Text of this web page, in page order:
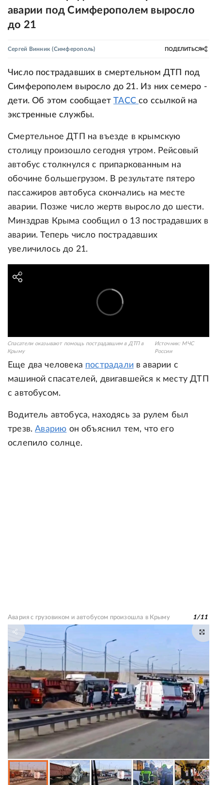
аварии под Симферополем выросло
до 21
Сергей Винник (Симферополь) ПОДЕЛИТЬСЯ
Число пострадавших в смертельном ДТП под
Симферополем выросло до 21. Из них семеро -
дети. Об этом сообщаетТАССсо ссылкой на
экстренные службы.
Смертельное ДТП на въезде в крымскую
столицу произошло сегодня утром. Рейсовый
автобус столкнулся с припаркованным на
обочине большегрузом. В результате пятеро
пассажиров автобуса скончались на месте
аварии. Позже число жертв выросло до шести.
Минздрав Крыма сообщил о 13 пострадавших в
аварии. Теперь число пострадавших
увеличилось до 21.
Спасатели оказывают помощь пострадавшим в ДТП в
Крыму
Источник: МЧС
России
Еще два человека пострадали в аварии с
машиной спасателей, двигавшейся к месту ДТП
с автобусом.
Водитель автобуса, находясь за рулем был
трезв.Аварию он объяснил тем, что его
ослепило солнце.
Авария с грузовиком и автобусом произошла в Крыму 1/11